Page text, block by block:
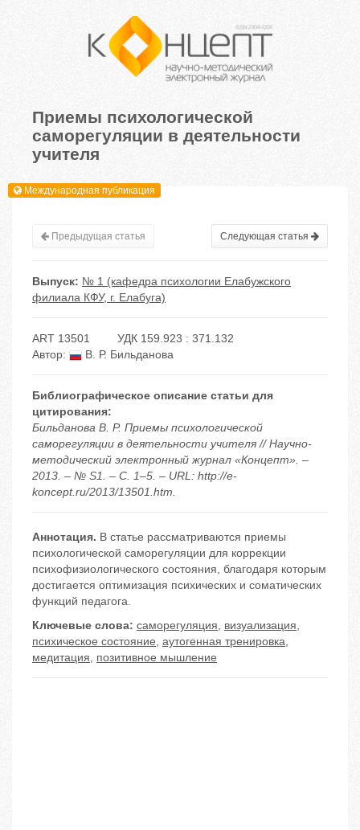
Приемы психологической
саморегуляции в деятельности
учителя
Международная публикация
Предыдущая статья Следующая статья
Выпуск: № 1 (кафедра психологии Елабужского
филиала КФУ, г. Елабуга)
ART 13501
УДК 159.923 : 371.132
Автор:
В. Р. Бильданова
Библиографическое описание статьи для
цитирования:
Бильданова В. Р. Приемы психологической
саморегуляции в деятельности учителя // Научно-
методический электронный журнал «Концепт». –
2013. – № S1. – С. 1–5. – URL: http://e-
koncept.ru/2013/13501.htm.
Аннотация. В статье рассматриваются приемы
психологической саморегуляции для коррекции
психофизиологического состояния, благодаря которым
достигается оптимизация психических и соматических
функций педагога.
Ключевые слова: саморегуляция, визуализация,
психическое состояние, аутогенная тренировка,
медитация, позитивное мышление